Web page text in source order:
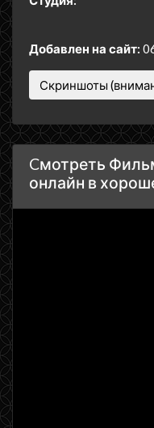
Добавлен на сайт:
Скриншоты
Cмотреть
онлайн в